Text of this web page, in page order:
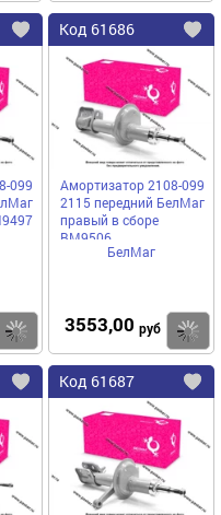
Добавить
избранное
099
Купить
Код 61686
Амортизатор 2108-099
2115 передний БелМаг
правый в сборе
BM9506
БелМаг
3553,00 руб
Добавить
избранное
Код 61687